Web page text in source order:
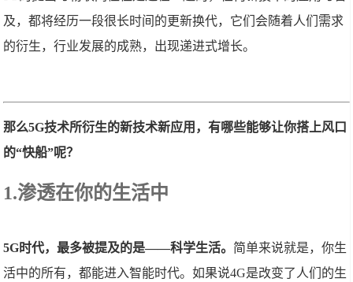
及，都将经历一段很长时间的更新换代，它们会随着人们需求
的衍生，行业发展的成熟，出现递进式增长。
那么5G技术所衍生的新技术新应用，有哪些能够让你搭上风口
的“快船”呢？
1.渗透在你的生活中
5G时代，最多被提及的是——科学生活。 简单来说就是，你生
活中的所有，都能进入智能时代。如果说4G是改变了人们的生